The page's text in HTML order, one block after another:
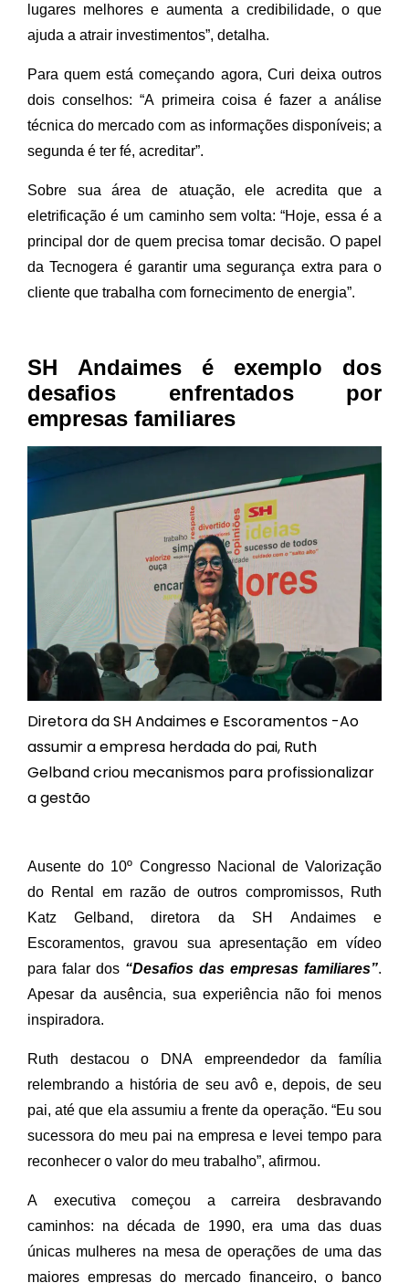
lugares melhores e aumenta a credibilidade, o que
ajuda a atrair investimentos”, detalha.
Para quem está começando agora, Curi deixa outros
dois conselhos: “A primeira coisa é fazer a análise
técnica do mercado com as informações disponíveis; a
segunda é ter fé, acreditar”.
Sobre sua área de atuação, ele acredita que a
eletrificação é um caminho sem volta: “Hoje, essa é a
principal dor de quem precisa tomar decisão. O papel
da Tecnogera é garantir uma segurança extra para o
cliente que trabalha com fornecimento de energia”.
SH Andaimes é exemplo dos
desafios enfrentados por
empresas familiares
Diretora da SH Andaimes e Escoramentos -Ao
assumir a empresa herdada do pai, Ruth
Gelband criou mecanismos para profissionalizar
a gestão
Ausente do 10º Congresso Nacional de Valorização
do Rental em razão de outros compromissos, Ruth
Katz Gelband, diretora da SH Andaimes e
Escoramentos, gravou sua apresentação em vídeo
para falar dos “Desafios das empresas familiares”.
Apesar da ausência, sua experiência não foi menos
inspiradora.
Ruth destacou o DNA empreendedor da família
relembrando a história de seu avô e, depois, de seu
pai, até que ela assumiu a frente da operação. “Eu sou
sucessora do meu pai na empresa e levei tempo para
reconhecer o valor do meu trabalho”, afirmou.
A executiva começou a carreira desbravando
caminhos: na década de 1990, era uma das duas
únicas mulheres na mesa de operações de uma das
maiores empresas do mercado financeiro, o banco